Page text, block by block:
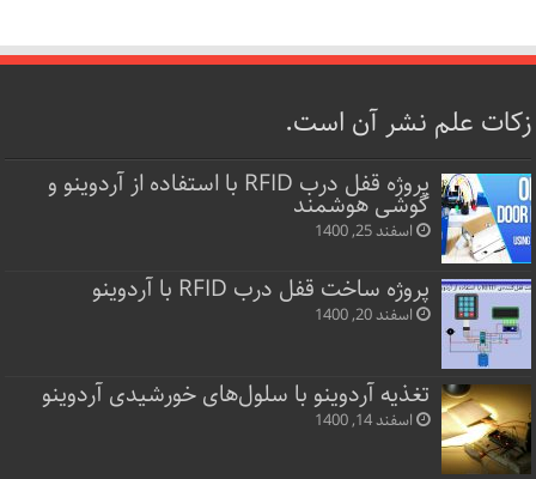
زکات علم نشر آن است.
پروژه قفل‌ درب RFID با استفاده از آردوینو و
گوشی هوشمند
اسفند 25, 1400
پروژه ساخت قفل‌ درب RFID با آردوینو
اسفند 20, 1400
تغذیه آردوینو با سلول‌های خورشیدی آردوینو
اسفند 14, 1400